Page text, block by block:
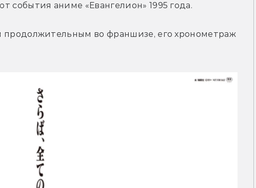
события аниме «Евангелион» 1995 года.
во франшизе, его хронометраж